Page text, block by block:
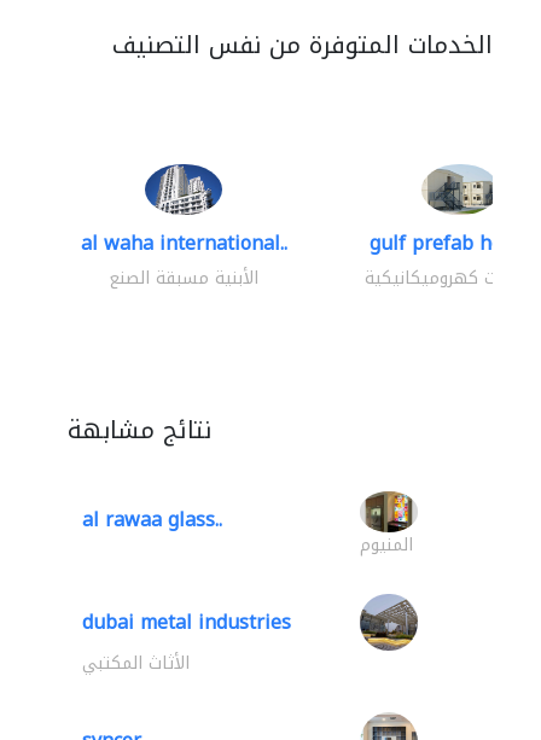
الخدمات المتوفرة من نفس التصنيف
al waha international..
الأبنية مسبقة الصنع
gulf prefab
كهروميكانيكية
نتائج مشابهة
al rawaa glass..
المنيوم
dubai metal industries
الأثاث المكتبي